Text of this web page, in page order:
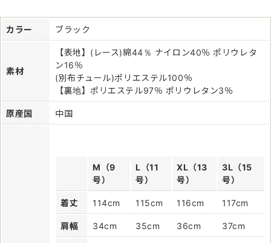
カラー ブラック
素材
【表地】(レース)綿44％ ナイロン40％ ポリウレタ
ン16％
(別布チュール)ポリエステル100％
【裏地】ポリエステル97％ ポリウレタン3％
原産国 中国
M（9
号）
L（11
号）
XL（13
号）
3L（15
号）
着丈 114cm 115cm 116cm 117cm
肩幅 34cm 35cm 36cm 37cm